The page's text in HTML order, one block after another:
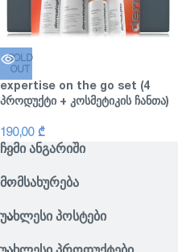
SOLD
OUT
expertise on the go set (4
პროდუქტი + კოსმეტიკის ჩანთა)
190,00 ₾
ᲩᲔᲛᲘ ᲐᲜᲒᲐᲠᲘᲨᲘ
ᲛᲝᲛᲡᲐᲮᲣᲠᲔᲑᲐ
ᲣᲐᲮᲚᲔᲡᲘ ᲞᲝᲡᲢᲔᲑᲘ